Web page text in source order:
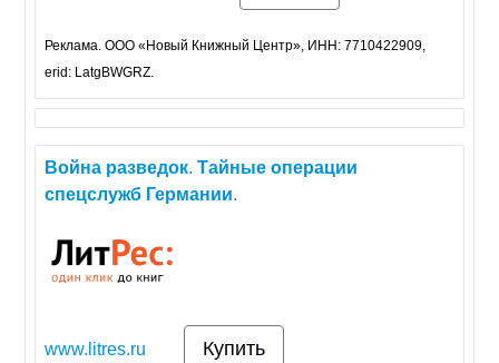
Реклама. ООО «Новый Книжный Центр», ИНН: 7710422909,
erid: LatgBWGRZ.
Война разведок.Тайные операции
спецслужб Германии.
www.litres.ru Купить